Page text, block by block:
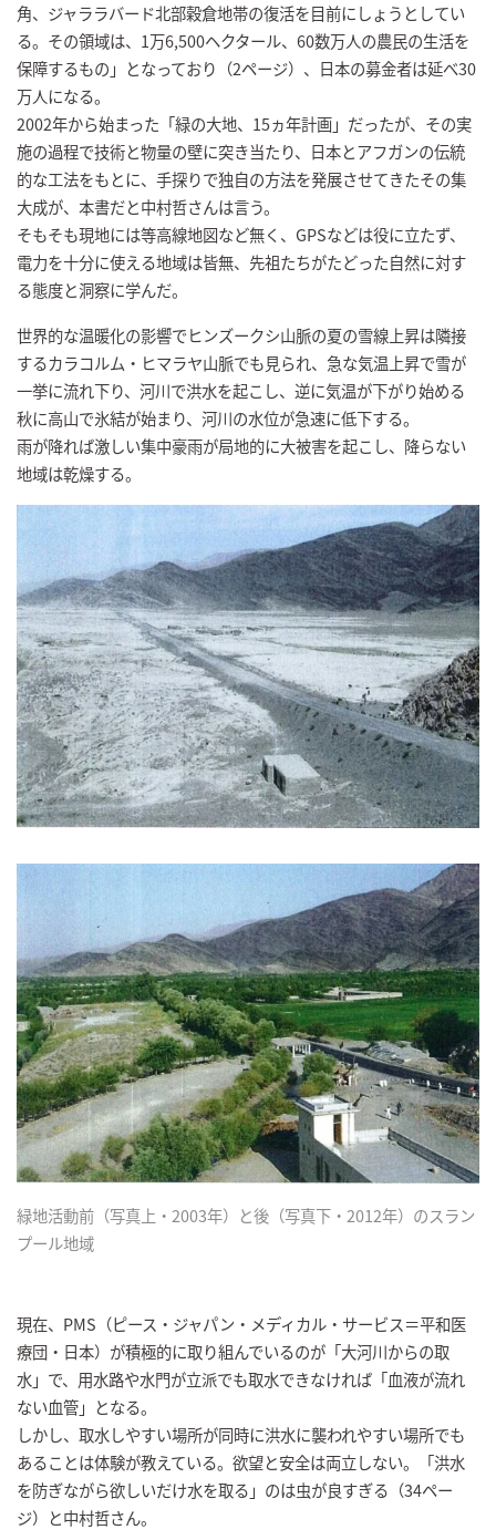
角、ジャララバード北部穀倉地帯の復活を目前にしょうとしてい
る。その領域は、1万6,500ヘクタール、60数万人の農民の生活を
保障するもの」となっており（2ページ）、日本の募金者は延べ30
万人になる。
2002年から始まった「緑の大地、15ヵ年計画」だったが、その実
施の過程で技術と物量の壁に突き当たり、日本とアフガンの伝統
的な工法をもとに、手探りで独自の方法を発展させてきたその集
大成が、本書だと中村哲さんは言う。
そもそも現地には等高線地図など無く、GPSなどは役に立たず、
電力を十分に使える地域は皆無、先祖たちがたどった自然に対す
る態度と洞察に学んだ。
世界的な温暖化の影響でヒンズークシ山脈の夏の雪線上昇は隣接
するカラコルム・ヒマラヤ山脈でも見られ、急な気温上昇で雪が
一挙に流れ下り、河川で洪水を起こし、逆に気温が下がり始める
秋に高山で氷結が始まり、河川の水位が急速に低下する。
雨が降れば激しい集中豪雨が局地的に大被害を起こし、降らない
地域は乾燥する。
緑地活動前（写真上・2003年）と後（写真下・2012年）のスラン
プール地域
現在、PMS（ピース・ジャパン・メディカル・サービス＝平和医
療団・日本）が積極的に取り組んでいるのが「大河川からの取
水」で、用水路や水門が立派でも取水できなければ「血液が流れ
ない血管」となる。
しかし、取水しやすい場所が同時に洪水に襲われやすい場所でも
あることは体験が教えている。欲望と安全は両立しない。「洪水
を防ぎながら欲しいだけ水を取る」のは虫が良すぎる（34ペー
ジ）と中村哲さん。